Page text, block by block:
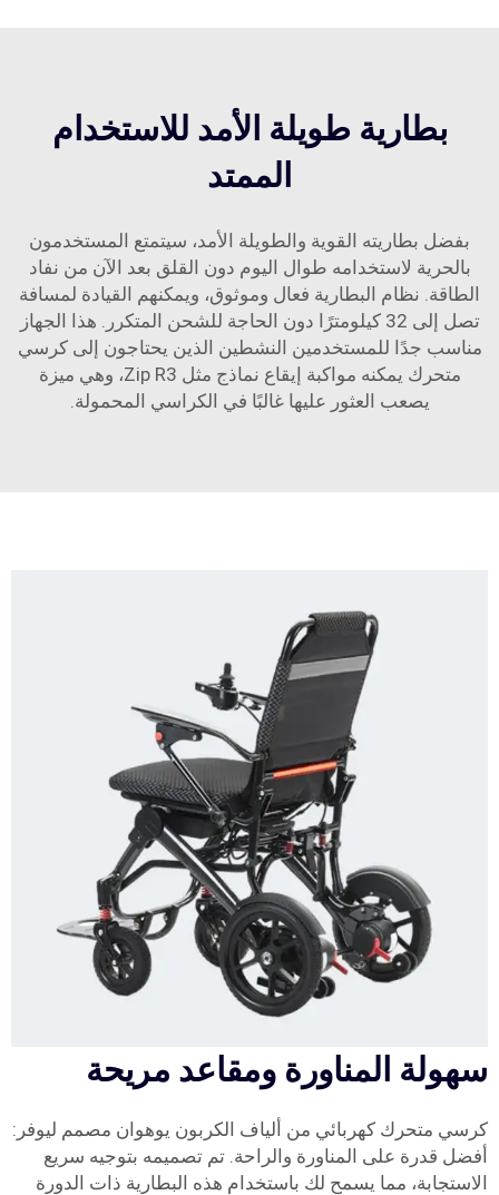
بطارية طويلة الأمد للاستخدام
الممتد
بفضل بطاريته القوية والطويلة الأمد، سيتمتع المستخدمون
بالحرية لاستخدامه طوال اليوم دون القلق بعد الآن من نفاد
الطاقة. نظام البطارية فعال وموثوق، ويمكنهم القيادة لمسافة
تصل إلى 32 كيلومترًا دون الحاجة للشحن المتكرر. هذا الجهاز
مناسب جدًا للمستخدمين النشطين الذين يحتاجون إلى كرسي
متحرك يمكنه مواكبة إيقاع نماذج مثل Zip R3، وهي ميزة
يصعب العثور عليها غالبًا في الكراسي المحمولة.
سهولة المناورة ومقاعد مريحة
كرسي متحرك كهربائي من ألياف الكربون يوهوان مصمم ليوفر:
أفضل قدرة على المناورة والراحة. تم تصميمه بتوجيه سريع
الاستجابة، مما يسمح لك باستخدام هذه البطارية ذات الدورة